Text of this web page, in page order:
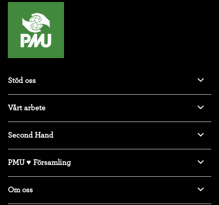
Stöd oss
Vårt arbete
Second Hand
PMU ♥ Församling
Om oss